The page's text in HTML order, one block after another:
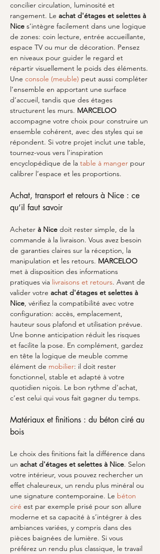
concilier circulation, luminosité et
rangement. Le achat d'étages et selettes à
Nice s’intègre facilement dans une logique
de zones: coin lecture, entrée accueillante,
espace TV ou mur de décoration. Pensez
en niveaux pour guider le regard et
répartir visuellement le poids des éléments.
Une console (meuble) peut aussi compléter
l’ensemble en apportant une surface
d’accueil, tandis que des étages
structurent les murs. MARCELOO
accompagne votre choix pour construire un
ensemble cohérent, avec des styles qui se
répondent. Si votre projet inclut une table,
tournez-vous vers l’inspiration
encyclopédique de la table à manger pour
calibrer l’espace et les proportions.
Achat, transport et retours à Nice : ce
qu’il faut savoir
Acheter à Nice doit rester simple, de la
commande à la livraison. Vous avez besoin
de garanties claires sur la réception, la
manipulation et les retours. MARCELOO
met à disposition des informations
pratiques via livraisons et retours. Avant de
valider votre achat d'étages et selettes à
Nice, vérifiez la compatibilité avec votre
configuration: accès, emplacement,
hauteur sous plafond et utilisation prévue.
Une bonne anticipation réduit les risques
et facilite la pose. En complément, gardez
en tête la logique de meuble comme
élément de mobilier: il doit rester
fonctionnel, stable et adapté à votre
quotidien niçois. Le bon rythme d’achat,
c’est celui qui vous fait gagner du temps.
Matériaux et finitions : du béton ciré au
bois
Le choix des finitions fait la différence dans
un achat d'étages et selettes à Nice. Selon
votre intérieur, vous pouvez rechercher un
effet chaleureux, un rendu plus minéral ou
une signature contemporaine. Le béton
ciré est par exemple prisé pour son allure
moderne et sa capacité à s’intégrer à des
ambiances variées, y compris dans des
pièces baignées de lumière. Si vous
préférez un rendu plus classique, le travail